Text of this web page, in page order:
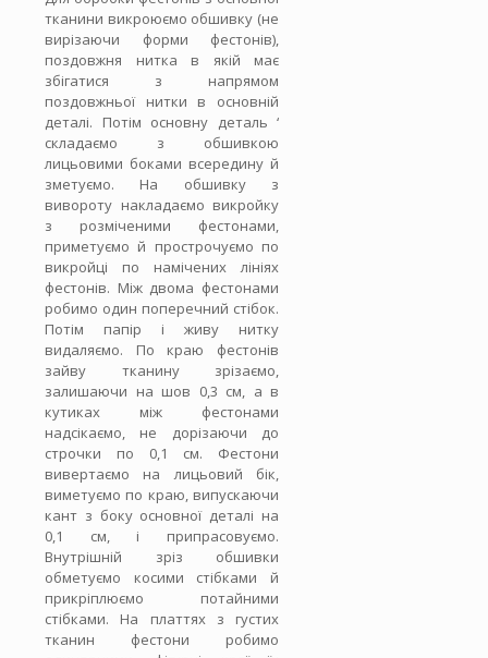
тканини викроюємо обшивку (не
вирізаючи форми фестонів),
поздовжня нитка в якій має
збігатися з напрямом
поздовжньої нитки в основній
деталі. Потім основну деталь ‘
складаємо з обшивкою
лицьовими боками всередину й
зметуємо. На обшивку з
вивороту накладаємо викройку
з розміченими фестонами,
приметуємо й прострочуємо по
викройці по намічених лініях
фестонів. Між двома фестонами
робимо один поперечний стібок.
Потім папір і живу нитку
видаляємо. По краю фестонів
зайву тканину зрізаємо,
залишаючи на шов 0,3 см, а в
кутиках між фестонами
надсікаємо, не дорізаючи до
строчки по 0,1 см. Фестони
вивертаємо на лицьовий бік,
виметуємо по краю, випускаючи
кант з боку основної деталі на
0,1 см, і припрасовуємо.
Внутрішній зріз обшивки
обметуємо косими стібками й
прикріплюємо потайними
стібками. На платтях з густих
тканин фестони робимо